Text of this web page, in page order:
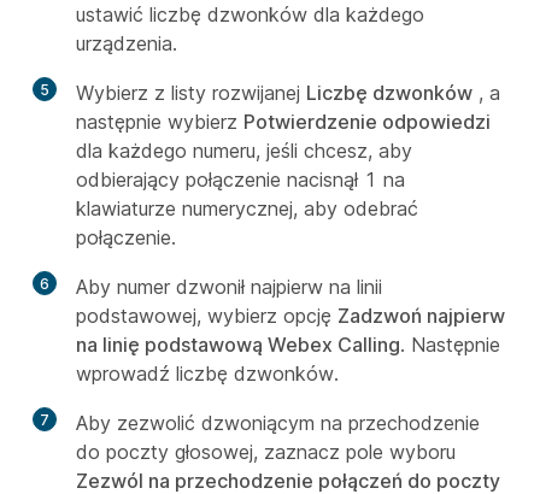
ustawić liczbę dzwonków dla każdego
urządzenia.
5 Wybierz z listy rozwijanej Liczbę dzwonków , a
następnie wybierz Potwierdzenie odpowiedzi
dla każdego numeru, jeśli chcesz, aby
odbierający połączenie nacisnął 1 na
klawiaturze numerycznej, aby odebrać
połączenie.
6
Aby numer dzwonił najpierw na linii
podstawowej, wybierz opcję Zadzwoń najpierw
na linię podstawową Webex Calling. Następnie
wprowadź liczbę dzwonków.
7
Aby zezwolić dzwoniącym na przechodzenie
do poczty głosowej, zaznacz pole wyboru
Zezwól na przechodzenie połączeń do poczty